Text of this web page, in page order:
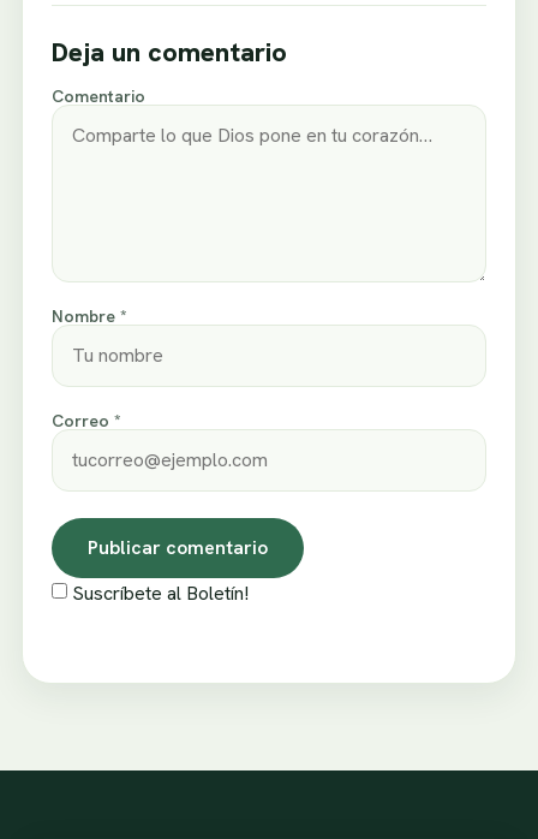
Deja un comentario
Comentario
Nombre *
Correo *
Suscríbete al Boletín!